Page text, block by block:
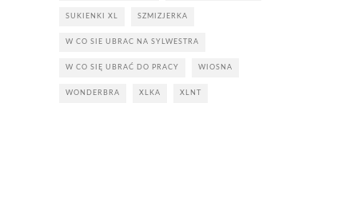
SUKIENKI XL SZMIZJERKA
W CO SIE UBRAC NA SYLWESTRA
W CO SIĘ UBRAĆ DO PRACY WIOSNA
WONDERBRA XLKA XLNT